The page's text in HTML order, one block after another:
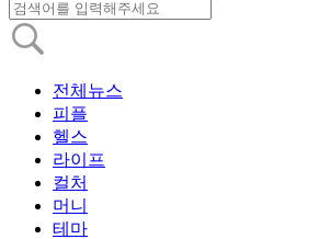
전체뉴스
피플
헬스
라이프
컬처
머니
테마